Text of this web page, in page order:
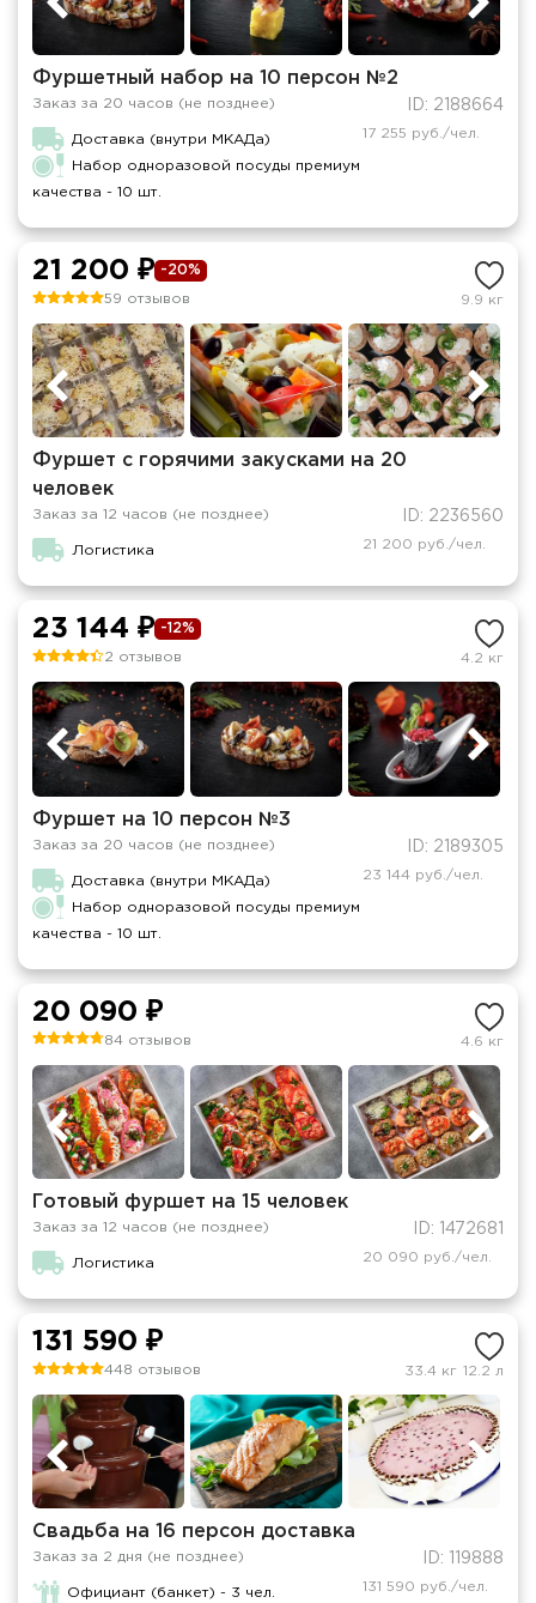
Фуршетный набор на 10 персон №2
Заказ за 20 часов (не позднее) ID: 2188664
Доставка (внутри МКАДа)
Набор одноразовой посуды премиум
качества - 10 шт.
17 255 руб./чел.
21 200 ₽ -20%
59 отзывов 9.9 кг
Фуршет с горячими закусками на 20
человек
Заказ за 12 часов (не позднее) ID: 2236560
Логистика 21 200 руб./чел.
23 144 ₽ -12%
2 отзывов 4.2 кг
Фуршет на 10 персон №3
Заказ за 20 часов (не позднее) ID: 2189305
Доставка (внутри МКАДа)
Набор одноразовой посуды премиум
качества - 10 шт.
23 144 руб./чел.
20 090 ₽
84 отзывов 4.6 кг
Готовый фуршет на 15 человек
Заказ за 12 часов (не позднее) ID: 1472681
Логистика 20 090 руб./чел.
131 590 ₽
448 отзывов 33.4 кг 12.2 л
Свадьба на 16 персон доставка
Заказ за 2 дня (не позднее) ID: 119888
Официант (банкет) - 3 чел. 131 590 руб./чел.